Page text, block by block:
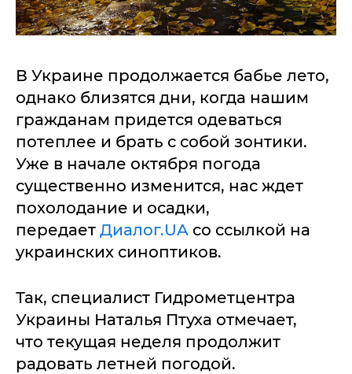
В Украине продолжается бабье лето,
однако близятся дни, когда нашим
гражданам придется одеваться
потеплее и брать с собой зонтики.
Уже в начале октября погода
существенно изменится, нас ждет
похолодание и осадки,
передает Диалог.UA со ссылкой на
украинских синоптиков.
Так, специалист Гидрометцентра
Украины Наталья Птуха отмечает,
что текущая неделя продолжит
радовать летней погодой.